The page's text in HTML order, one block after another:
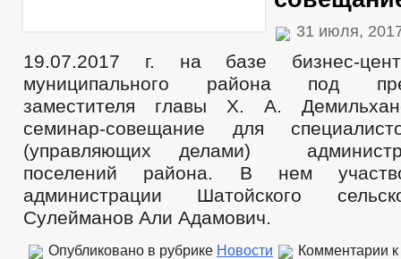
31 июля,
19.07.2017 г. на базе бизнес-
муниципального района под
заместителя главы Х. А.
семинар-совещание для
(управляющих делами)
поселений района. В нем
администрации Шатойского
Сулейманов Али Адамович.
Опубликовано в рубрике Новости Комментарии